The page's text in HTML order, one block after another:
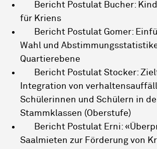
Bericht Postulat Bucher:
für Kriens
Bericht Postulat Gomer:
Wahl und
Quartierebene
Bericht Postulat Stocker:
Integration von
Schülerinnen und Schülern in
Stammklassen (Oberstufe)
Bericht Postulat Erni:
Saalmieten zur Förderung von